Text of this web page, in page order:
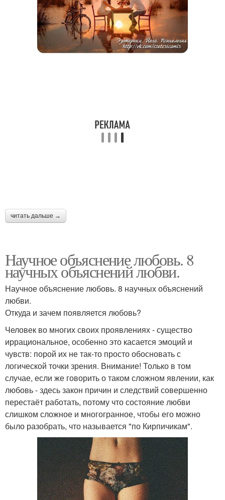
читать дальше →
Научное объяснение любовь. 8
научных объяснений любви.
Научное объяснение любовь. 8 научных объяснений
любви.
Откуда и зачем появляется любовь?
Человек во многих своих проявлениях - существо
иррациональное, особенно это касается эмоций и
чувств: порой их не так-то просто обосновать с
логической точки зрения. Внимание! Только в том
случае, если же говорить о таком сложном явлении, как
любовь - здесь закон причин и следствий совершенно
перестаёт работать, потому что состояние любви
слишком сложное и многогранное, чтобы его можно
было разобрать, что называется "по Кирпичикам".